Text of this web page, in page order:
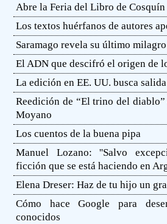
Abre la Feria del Libro de Cosquín
Los textos huérfanos de autores
Saramago revela su último milagro
El ADN que descifró el origen de
La edición en EE. UU. busca salida
Reedición de “El trino del
Moyano
Los cuentos de la buena pipa
Manuel Lozano: ''Salvo
ficción que se está haciendo en
Elena Dreser: Haz de tu hijo un
Cómo hace Google para
conocidos